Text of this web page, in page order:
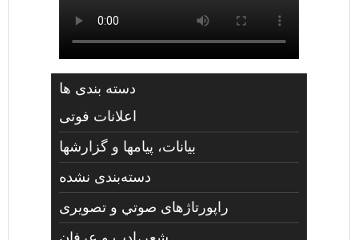
دسته بندی ها
اعلانات فوتی
بیانات، پیامها و گزارشها
دسته‌بندی نشده
راپورتاژهای صوتي و تصويری